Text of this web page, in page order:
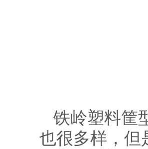
铁岭塑料筐
也很多样，但